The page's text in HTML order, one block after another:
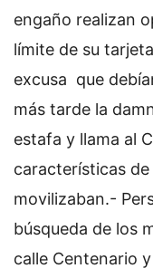
engaño realizan
límite de su
excusa que
más tarde la
estafa y llama al
características
movilizaban.-
búsqueda de los
calle Centenario